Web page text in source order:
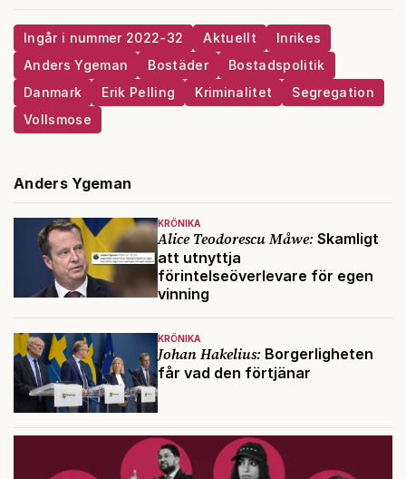
Ingår i nummer 2022-32 Aktuellt
Inrikes
Anders Ygeman
Bostäder
Bostadspolitik
Danmark
Erik Pelling Kriminalitet
Segregation
Vollsmose
Anders Ygeman
KRÖNIKA
Alice Teodorescu Måwe: Skamligt
att utnyttja
förintelseöverlevare för egen
vinning
KRÖNIKA
Johan Hakelius: Borgerligheten
får vad den förtjänar